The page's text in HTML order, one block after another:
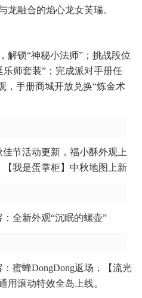
龙融合的焰心龙女芙瑞。
解锁“神秘小法师”；挑战段位
乐师套装”；完成派对手册任
，手册商城开放兑换“炼金术
节活动更新，福小酥外观上
我是蛋掌柜】中秋地图上新
全新外观“沉眠的螺壶”
蜜蜂DongDong返场，【流光
用滚动特效全岛上线。